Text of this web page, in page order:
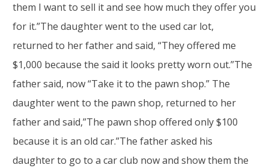
them I want to sell it and see how much they offer you
for it.”The daughter went to the used car lot,
returned to her father and said, “They offered me
$1,000 because the said it looks pretty worn out.”The
father said, now “Take it to the pawn shop.” The
daughter went to the pawn shop, returned to her
father and said,”The pawn shop offered only $100
because it is an old car.”The father asked his
daughter to go to a car club now and show them the